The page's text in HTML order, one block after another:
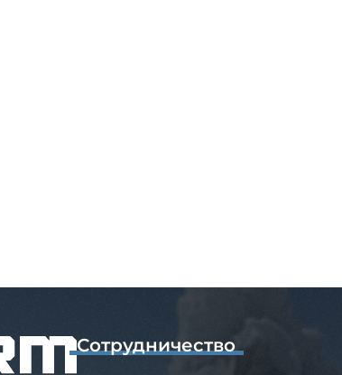
Сотрудничество